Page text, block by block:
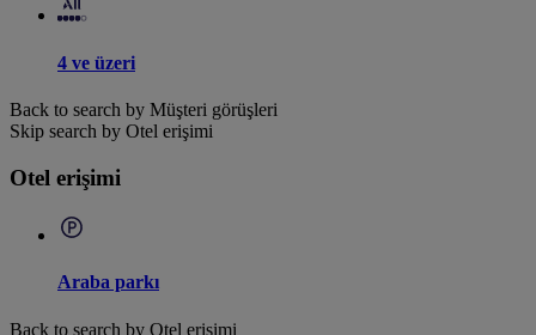
4 ve üzeri
Back to search by Müşteri görüşleri
Skip search by Otel erişimi
Otel erişimi
Araba parkı
Back to search by Otel erişimi